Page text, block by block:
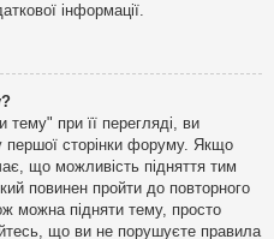
інформації.
при її перегляді, ви
першої сторінки форуму. Якщо
що можливість підняття тим
повинен пройти до повторного
можна підняти тему, просто
що ви не порушуєте правила